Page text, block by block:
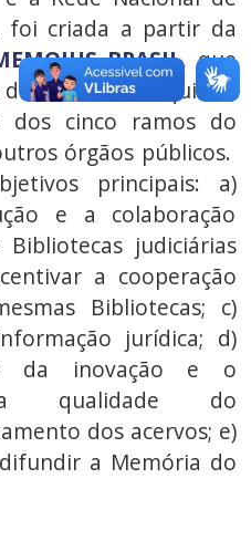
foi criada a partir da
BRASIL, que
áreas de Arquivos,
dos cinco ramos do
órgãos públicos.
principais: a)
e a colaboração
judiciárias
a cooperação
Bibliotecas; c)
jurídica; d)
da inovação e o
qualidade do
dos acervos; e)
a Memória do